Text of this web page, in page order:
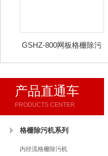
GSHZ-800网板格栅除污
产品直通车
PRODUCTS CENTER
格栅除污机系列
内径流格栅除污机